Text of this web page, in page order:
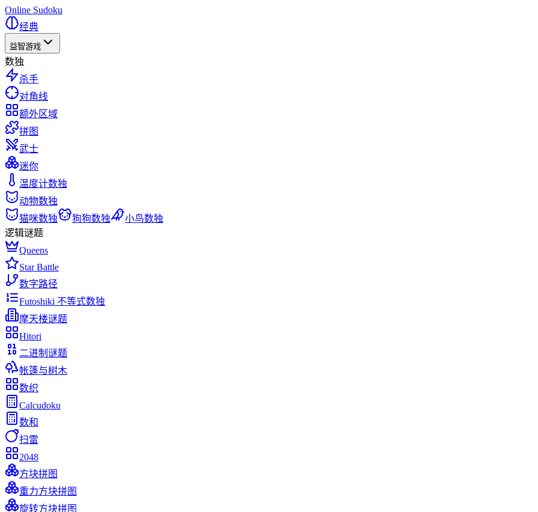
Online Sudoku
经典
益智游戏
数独
杀手
对角线
额外区域
拼图
武士
迷你
温度计数独
动物数独
猫咪数独
狗狗数独
小鸟数独
逻辑谜题
Queens
Star Battle
数字路径
Futoshiki 不等式数独
摩天楼谜题
Hitori
二进制谜题
帐篷与树木
数织
Calcudoku
数和
扫雷
2048
方块拼图
重力方块拼图
旋转方块拼图